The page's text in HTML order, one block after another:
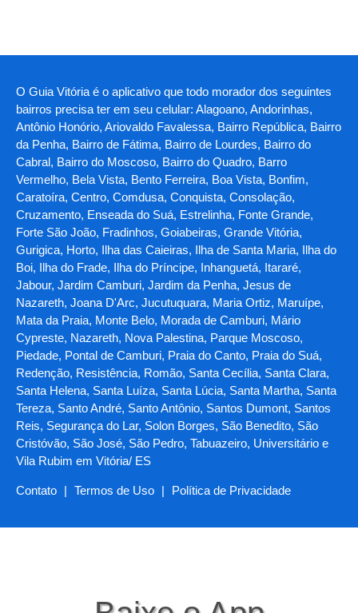
O Guia Vitória é o aplicativo que todo morador dos seguintes
bairros precisa ter em seu celular: Alagoano, Andorinhas,
Antônio Honório, Ariovaldo Favalessa, Bairro República, Bairro
da Penha, Bairro de Fátima, Bairro de Lourdes, Bairro do
Cabral, Bairro do Moscoso, Bairro do Quadro, Barro
Vermelho, Bela Vista, Bento Ferreira, Boa Vista, Bonfim,
Caratoíra, Centro, Comdusa, Conquista, Consolação,
Cruzamento, Enseada do Suá, Estrelinha, Fonte Grande,
Forte São João, Fradinhos, Goiabeiras, Grande Vitória,
Gurigica, Horto, Ilha das Caieiras, Ilha de Santa Maria, Ilha do
Boi, Ilha do Frade, Ilha do Príncipe, Inhanguetá, Itararé,
Jabour, Jardim Camburi, Jardim da Penha, Jesus de
Nazareth, Joana D'Arc, Jucutuquara, Maria Ortiz, Maruípe,
Mata da Praia, Monte Belo, Morada de Camburi, Mário
Cypreste, Nazareth, Nova Palestina, Parque Moscoso,
Piedade, Pontal de Camburi, Praia do Canto, Praia do Suá,
Redenção, Resistência, Romão, Santa Cecília, Santa Clara,
Santa Helena, Santa Luíza, Santa Lúcia, Santa Martha, Santa
Tereza, Santo André, Santo Antônio, Santos Dumont, Santos
Reis, Segurança do Lar, Solon Borges, São Benedito, São
Cristóvão, São José, São Pedro, Tabuazeiro, Universitário e
Vila Rubim em Vitória/ ES
Contato | Termos de Uso | Política de Privacidade